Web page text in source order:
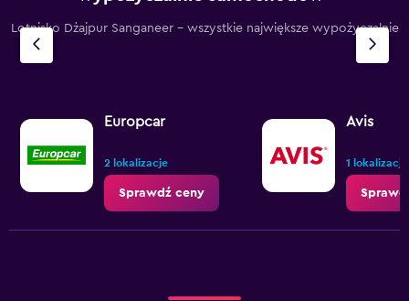
Lotnisko Dżajpur Sanganeer – wszystkie największe wypożyczalnie
Europcar
2 lokalizacje
Sprawdź ceny
Avis
1 lokalizacja